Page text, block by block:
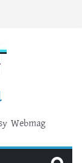
Webmag